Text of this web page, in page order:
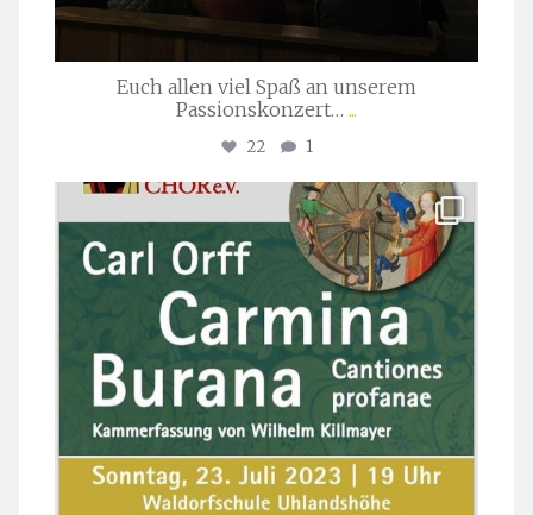
Euch allen viel Spaß an unserem
Passionskonzert… ...
22 1
stuttgarter_oratorienchor
Juli 22